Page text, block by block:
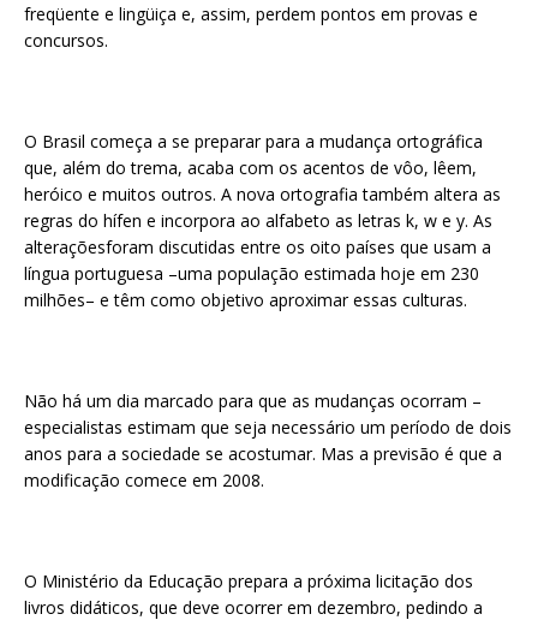
freqüente e lingüiça e, assim, perdem pontos em provas e
concursos.
O Brasil começa a se preparar para a mudança ortográfica
que, além do trema, acaba com os acentos de vôo, lêem,
heróico e muitos outros. A nova ortografia também altera as
regras do hífen e incorpora ao alfabeto as letras k, w e y. As
alteraçõesforam discutidas entre os oito países que usam a
língua portuguesa –uma população estimada hoje em 230
milhões– e têm como objetivo aproximar essas culturas.
Não há um dia marcado para que as mudanças ocorram –
especialistas estimam que seja necessário um período de dois
anos para a sociedade se acostumar. Mas a previsão é que a
modificação comece em 2008.
O Ministério da Educação prepara a próxima licitação dos
livros didáticos, que deve ocorrer em dezembro, pedindo a